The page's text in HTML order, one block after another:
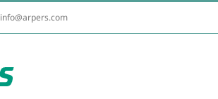
info@arpers.com